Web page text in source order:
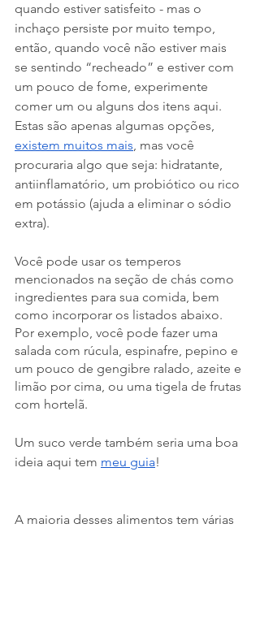
quando estiver satisfeito - mas o
inchaço persiste por muito tempo,
então, quando você não estiver mais
se sentindo “recheado” e estiver com
um pouco de fome, experimente
comer um ou alguns dos itens aqui.
Estas são apenas algumas opções,
existem muitos mais, mas você
procuraria algo que seja: hidratante,
antiinflamatório, um probiótico ou rico
em potássio (ajuda a eliminar o sódio
extra).
Você pode usar os temperos
mencionados na seção de chás como
ingredientes para sua comida, bem
como incorporar os listados abaixo.
Por exemplo, você pode fazer uma
salada com rúcula, espinafre, pepino e
um pouco de gengibre ralado, azeite e
limão por cima, ou uma tigela de frutas
com hortelã.
Um suco verde também seria uma boa
ideia aqui tem meu guia!
A maioria desses alimentos tem várias